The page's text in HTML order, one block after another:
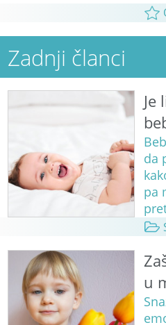
Zadnji članci
Je
da
pa
u